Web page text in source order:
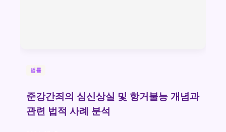
법률
준강간죄의 심신상실 및 항거불능 개념과
관련 법적 사례 분석